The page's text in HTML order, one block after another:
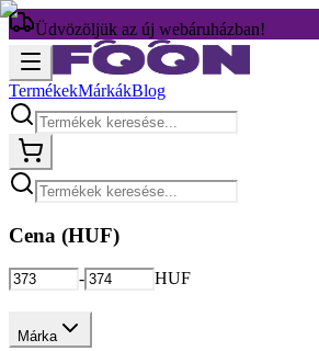
Üdvözöljük az új webáruházban!
TermékekMárkákBlog
Cena (HUF)
- HUF
Márka